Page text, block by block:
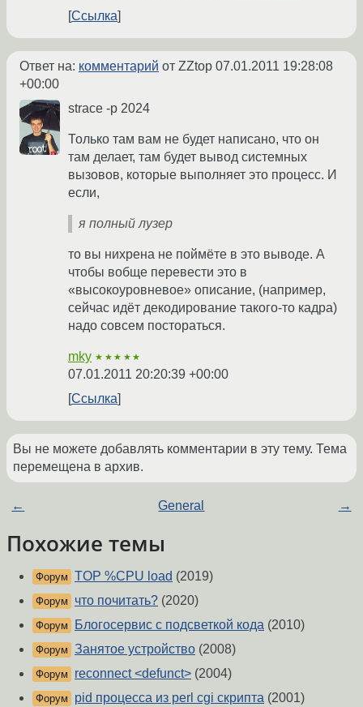
Ссылка
Ответ на: комментарий от ZZtop 07.01.2011 19:28:08
+00:00
strace -p 2024
Только там вам не будет написано, что он
там делает, там будет вывод системных
вызовов, которые выполняет это процесс. И
если,
я полный лузер
то вы нихрена не поймёте в это выводе. А
чтобы вобще перевести это в
«высокоуровневое» описание, (например,
сейчас идёт декодирование такого-то кадра)
надо совсем постораться.
mky ★★★★★
07.01.2011 20:20:39 +00:00
Ссылка
Вы не можете добавлять комментарии в эту тему. Тема
перемещена в архив.
← General →
Похожие темы
Форум TOP %CPU load (2019)
Форум что почитать? (2020)
Форум Блогосервис с подсветкой кода (2010)
Форум Занятое устройство (2008)
Форум reconnect <defunct> (2004)
Форум pid процесса из perl cgi скрипта (2001)